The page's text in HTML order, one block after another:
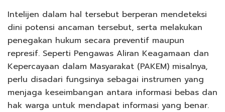
Intelijen dalam hal tersebut berperan mendeteksi
dini potensi ancaman tersebut, serta melakukan
penegakan hukum secara preventif maupun
represif. Seperti Pengawas Aliran Keagamaan dan
Kepercayaan dalam Masyarakat (PAKEM) misalnya,
perlu disadari fungsinya sebagai instrumen yang
menjaga keseimbangan antara informasi bebas dan
hak warga untuk mendapat informasi yang benar.